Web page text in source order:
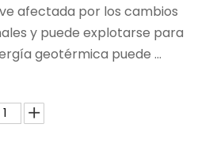
afectada por los cambios
y puede explotarse para
geotérmica puede ...